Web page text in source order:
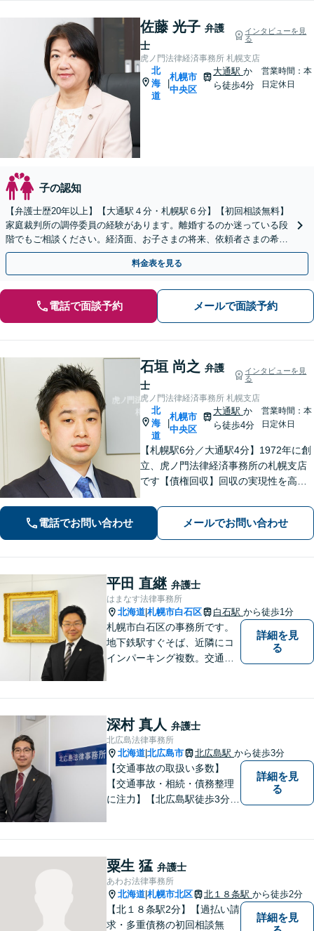
佐藤 光子 弁護
士
インタビューを見
る
虎ノ門法律経済事務所 札幌支店
北
海
道
札幌市
中央区
大通駅 か
ら徒歩4分
営業時間：本
日定休日
子の認知
【弁護士歴20年以上】【大通駅４分・札幌駅６分】【初回相談無料】
家庭裁判所の調停委員の経験があります。離婚するのか迷っている段
階でもご相談ください。経済面、お子さまの将来、依頼者さまの希望
を考慮した最善の解決策をご提案します。
料金表を見る
電話で面談予約 メールで面談予約
石垣 尚之 弁護
士
インタビューを見
る
虎ノ門法律経済事務所 札幌支店
北
海
道
札幌市
中央区
大通駅 か
ら徒歩4分
営業時間：本
日定休日
【札幌駅6分／大通駅4分】1972年に創
立、虎ノ門法律経済事務所の札幌支店
です【債権回収】回収の実現性を高め
けます【労働・雇用】労使双方の対応
経験を活かし、相談者さまのご要望に
沿った解決策をご提案いたします
電話でお問い合わせ メールでお問い合わせ
平田 直継 弁護士
はまなす法律事務所
北海道 札幌市白石区 白石駅 から徒歩1分
札幌市白石区の事務所です。
地下鉄駅すぐそば、近隣にコ
インパーキング複数。交通の
もアクセス良好。相続、交通
事故、離婚、債務整理など幅
広く対応する４０代の経験豊
富な弁護士です。
詳細を見
る
深村 真人 弁護士
北広島法律事務所
北海道 北広島市 北広島駅 から徒歩3分
【交通事故の取扱い多数】
【交通事故・相続・債務整理
に注力】【北広島駅徒歩3分】
続、交通事故、労働、企業法
務など、多岐に渡る分野に精
通しています。どうぞお気軽
にご連絡ください。
詳細を見
る
粟生 猛 弁護士
あわお法律事務所
北海道 札幌市北区 北１８条駅 から徒歩2分
【北１８条駅2分】【過払い請
求・多重債務の初回相談無
詳細を見